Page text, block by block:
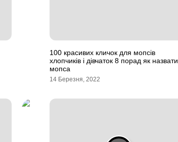
100 красивих кличок для мопсів
хлопчиків і дівчаток 8 порад як назвати
мопса
14 Березня, 2022